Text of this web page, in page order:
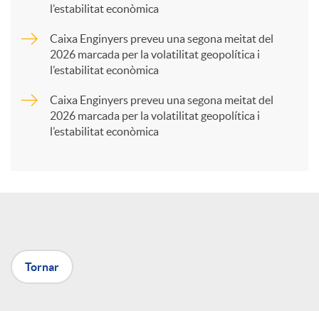
X
l’estabilitat econòmica
Caixa Enginyers preveu una segona meitat del
2026 marcada per la volatilitat geopolítica i
l’estabilitat econòmica
Caixa Enginyers preveu una segona meitat del
2026 marcada per la volatilitat geopolítica i
l’estabilitat econòmica
Tornar